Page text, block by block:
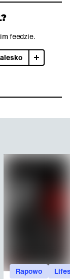
feedzie.
Rapowo